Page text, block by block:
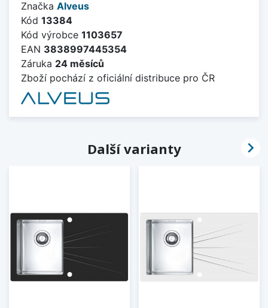
Značka Alveus
Kód 13384
Kód výrobce 1103657
EAN 3838997445354
Záruka 24 měsíců
Zboží pochází z oficiální distribuce pro ČR
Další varianty 